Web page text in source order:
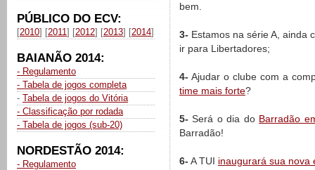
PÚBLICO DO ECV:
[2010] [2011] [2012] [2013] [2014]
BAIANÃO 2014:
- Regulamento
- Tabela de jogos completa
- Tabela de jogos do Vitória
- Classificação por rodada
- Tabela de jogos (sub-20)
NORDESTÃO 2014:
- Regulamento
bem.
3- Estamos na série A, ainda
ir para Libertadores;
4- Ajudar o clube com a
time mais forte?
5- Será o dia do Barradão
Barradão!
6- A TUI inaugurará sua nova